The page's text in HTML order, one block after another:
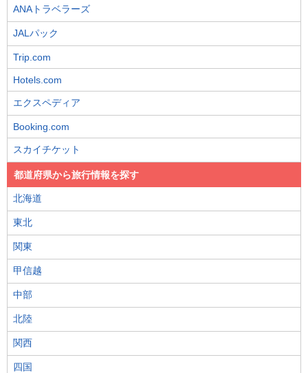
ANAトラベラーズ
JALパック
Trip.com
Hotels.com
エクスペディア
Booking.com
スカイチケット
都道府県から旅行情報を探す
北海道
東北
関東
甲信越
中部
北陸
関西
四国